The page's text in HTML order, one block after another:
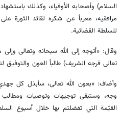
السلام) وأصحابه الأوفياء، وكذلك باستشهاد
مرافقيه، معرباً عن شكره لقائد الثورة
للسلطة القضائية.
وقال: «أتوجه إلى الله سبحانه وتعالى
تعالى فرجه الشريف) طالباً العون
وأضاف: «بعون الله تعالى، سأبذل كل
وجه، وستبقى توجيهات وتوصيات ومطالب
القيّمة التي تفضلتم بها خلال أسبوع